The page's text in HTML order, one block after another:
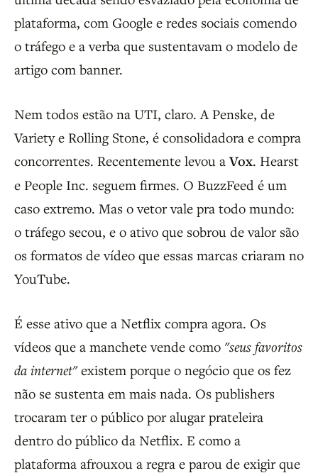
plataforma, com Google e redes sociais comendo
o tráfego e a verba que sustentavam o modelo de
artigo com banner.
Nem todos estão na UTI, claro. A Penske, de
Variety e Rolling Stone, é consolidadora e compra
concorrentes. Recentemente levou aVox. Hearst
e People Inc. seguem firmes. O BuzzFeed é um
caso extremo. Mas o vetor vale pra todo mundo:
o tráfego secou, e o ativo que sobrou de valor são
os formatos de vídeo que essas marcas criaram no
YouTube.
É esse ativo que a Netflix compra agora. Os
vídeos que a manchete vende como "seus favoritos
da internet"existem porque o negócio que os fez
não se sustenta em mais nada. Os publishers
trocaram ter o público por alugar prateleira
dentro do público da Netflix. E como a
plataforma afrouxou a regra e parou de exigir que